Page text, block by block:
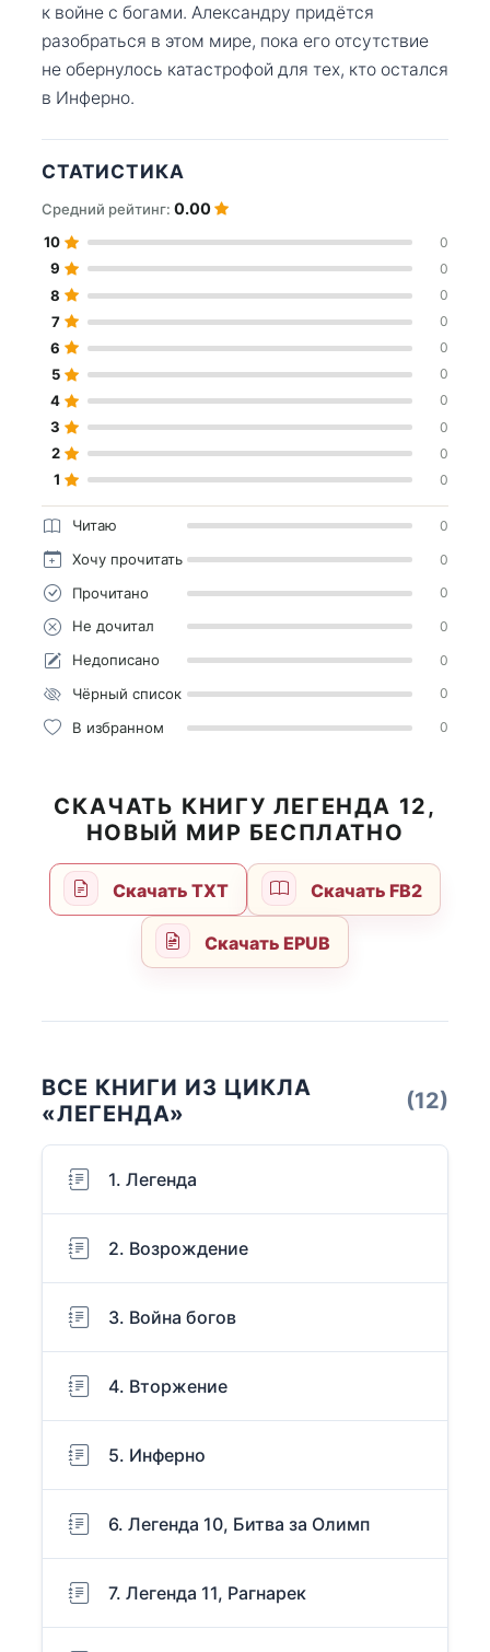
к войне с богами. Александру придётся
разобраться в этом мире, пока его отсутствие
не обернулось катастрофой для тех, кто остался
в Инферно.
СТАТИСТИКА
Средний рейтинг: 0.00
10 0
9 0
8 0
7 0
6 0
5 0
4 0
3 0
2 0
1 0
Читаю 0
Хочу прочитать 0
Прочитано 0
Не дочитал 0
Недописано 0
Чёрный список 0
В избранном 0
СКАЧАТЬ КНИГУ ЛЕГЕНДА 12,
НОВЫЙ МИР БЕСПЛАТНО
Скачать TXT Скачать FB2
Скачать EPUB
ВСЕ КНИГИ ИЗ ЦИКЛА
«ЛЕГЕНДА»
(12)
1. Легенда
2. Возрождение
3. Война богов
4. Вторжение
5. Инферно
6. Легенда 10, Битва за Олимп
7. Легенда 11, Рагнарек